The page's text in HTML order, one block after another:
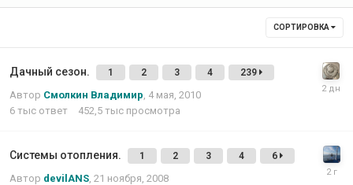
СОРТИРОВКА
Дачный сезон. 1 2 3 4 239
Автор Смолкин Владимир 4 мая, 2010
6 тыс ответ 452,5 тыс просмотра
Системы отопления. 1 2 3 4 6
Автор devilANS 21 ноября, 2008